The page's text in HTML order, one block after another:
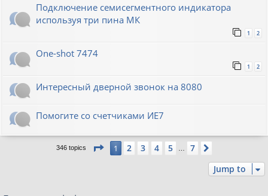
Подключение семисегментного индикатора
используя три пина МК
1 2
One-shot 7474
1 2
Интересный дверной звонок на 8080
Помогите со счетчиками ИЕ7
346 topics Page 1of7
1 2 3 4 5 7
Jump to